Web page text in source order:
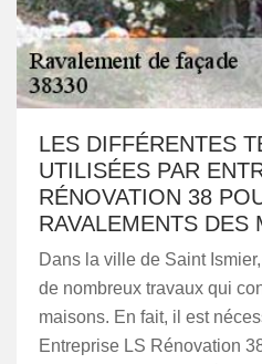
LES DIFFÉRENTES
UTILISÉES PAR
RÉNOVATION 38
RAVALEMENTS DES
Dans la ville de Saint
de nombreux travaux qui
maisons. En fait, il est
Entreprise LS Rénovation